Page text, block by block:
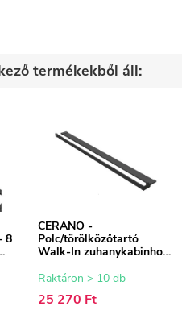
termékekből áll:
8
CERANO -
Polc/törölközőtartó
Walk-In zuhanykabinhoz
30-160 cm
Raktáron > 10 db
25 270 Ft